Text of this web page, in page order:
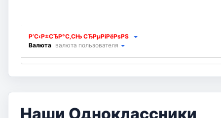
Р’С‹Р±СЂР°С‚СЊ СЂРµРіРёРѕРЅ
Валюта валюта пользователя
Наши Одноклассники